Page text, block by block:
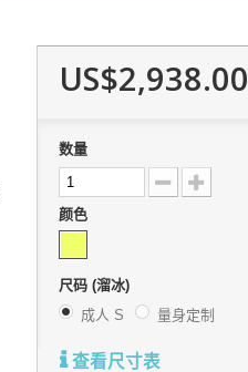
US$2,938.00
数量
颜色
尺码 (溜冰)
成人 S
量身定制
查看尺寸表